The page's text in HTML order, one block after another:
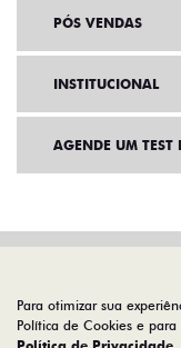
PÓS VENDAS
INSTITUCIONAL
AGENDE UM TEST
Para otimizar sua
Política de Cookies e